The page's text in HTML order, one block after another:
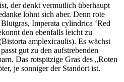
der denkt vermutlich überhaupt
lohnt sich aber. Denn rote
Imperata cylindrica ‘Red
den ebenfalls leicht zu
amplexicaulis). Es wächst
gut zu den aufstrebenden
Das rotspitzige Gras des „Roten
je sonniger der Standort ist.